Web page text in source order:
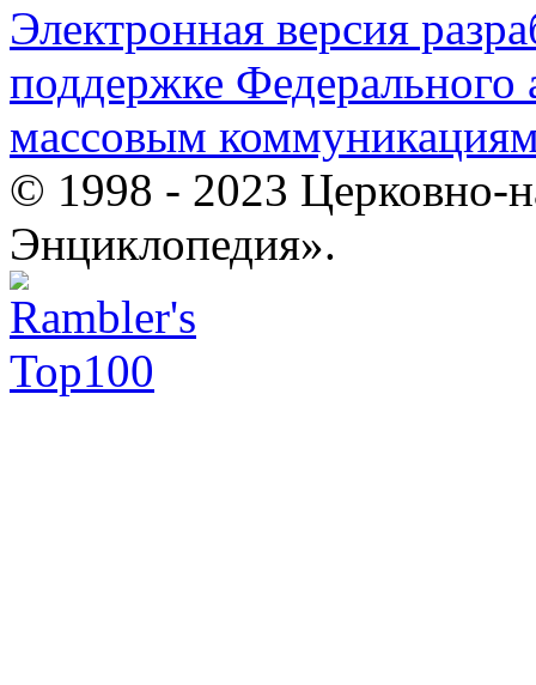
Электронная версия
поддержке Федерального
массовым
© 1998 - 2023 Церковно-
Энциклопедия».